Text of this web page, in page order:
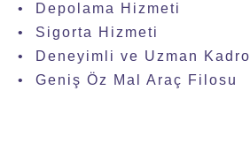
• Depolama Hizmeti
• Sigorta Hizmeti
• Deneyimli ve Uzman Kadro
• Geniş Öz Mal Araç Filosu